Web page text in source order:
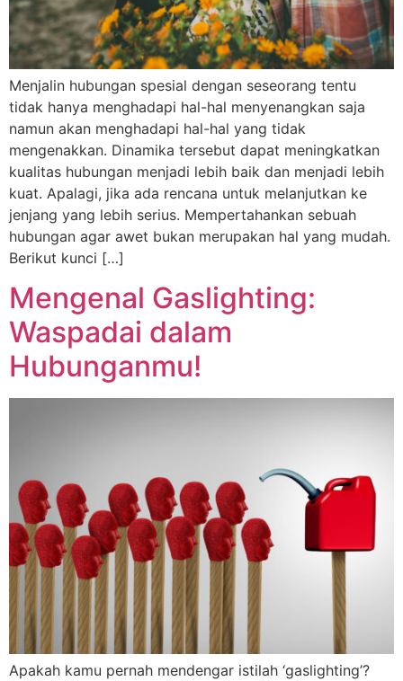
Menjalin hubungan spesial dengan seseorang tentu
tidak hanya menghadapi hal-hal menyenangkan saja
namun akan menghadapi hal-hal yang tidak
mengenakkan. Dinamika tersebut dapat meningkatkan
kualitas hubungan menjadi lebih baik dan menjadi lebih
kuat. Apalagi, jika ada rencana untuk melanjutkan ke
jenjang yang lebih serius. Mempertahankan sebuah
hubungan agar awet bukan merupakan hal yang mudah.
Berikut kunci […]
Mengenal Gaslighting:
Waspadai dalam
Hubunganmu!
Apakah kamu pernah mendengar istilah ‘gaslighting’?